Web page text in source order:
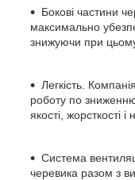
Бокові частини
максимально
знижуючи при цьому
Легкість. Компанія
роботу по
якості, жорсткості і
Система
черевика разом з